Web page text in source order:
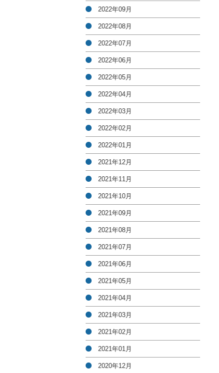
2022年09月
2022年08月
2022年07月
2022年06月
2022年05月
2022年04月
2022年03月
2022年02月
2022年01月
2021年12月
2021年11月
2021年10月
2021年09月
2021年08月
2021年07月
2021年06月
2021年05月
2021年04月
2021年03月
2021年02月
2021年01月
2020年12月